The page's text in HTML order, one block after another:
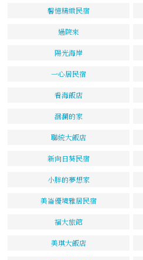
馨憶精緻民宿
過院來
陽光海岸
一心居民宿
看海飯店
洄瀾的家
聯統大飯店
新向日葵民宿
小胖的夢想家
美崙優境雅居民宿
福大旅館
美琪大飯店